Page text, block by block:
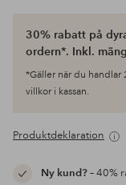
30% rabatt på
ordern*. Inkl.
*Gäller när du handlar
villkor i kassan.
Produktdeklaration
Ny kund?– 40%